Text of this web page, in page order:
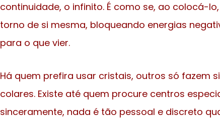
continuidade, o infinito. É como se, ao colocá-
torno de si mesma, bloqueando energias
para o que vier.
Há quem prefira usar cristais, outros só fazem
colares. Existe até quem procure centros
sinceramente, nada é tão pessoal e discreto